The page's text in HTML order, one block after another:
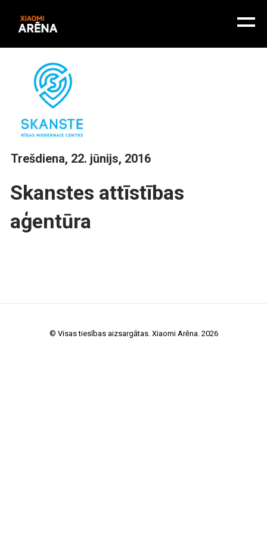
Trešdiena, 22. jūnijs, 2016
Skanstes attīstības
aģentūra
© Visas tiesības aizsargātas. Xiaomi Arēna. 2026